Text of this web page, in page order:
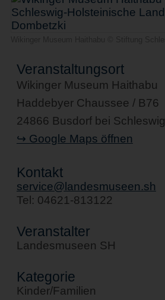
Veranstaltungsort
Wikinger Museum Haithabu
Haddebyer Chaussee / B76
24866 Busdorf bei Schleswig
↪ Google Maps öffnen
Kontakt
service@landesmuseen.sh
Tel: 04621-813122
Veranstalter
Landesmuseen SH
Kategorie
Kinder/Familien